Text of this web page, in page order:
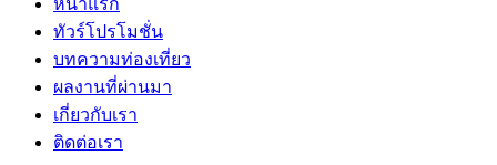
หน้าแรก
ทัวร์โปรโมชั่น
บทความท่องเที่ยว
ผลงานที่ผ่านมา
เกี่ยวกับเรา
ติดต่อเรา